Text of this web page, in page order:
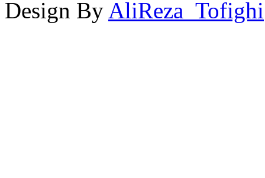
Design By AliReza_Tofighi